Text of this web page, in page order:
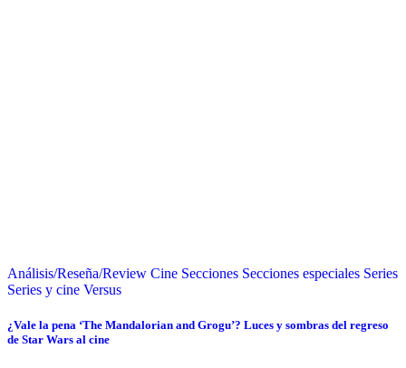
Análisis/Reseña/Review Cine Secciones Secciones especiales Series
Series y cine Versus
¿Vale la pena ‘The Mandalorian and Grogu’? Luces y sombras del regreso
de Star Wars al cine